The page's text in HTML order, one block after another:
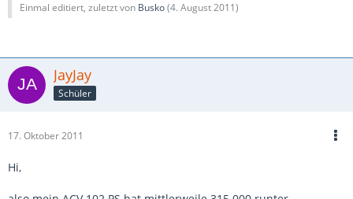
Einmal editiert, zuletzt von Busko(4. August 2011)
JayJay
Schüler
17. Oktober 2011
Hi,